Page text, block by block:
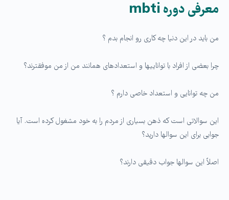
معرفی دوره mbti
من باید در این دنیا چه کاری رو انجام بدم ؟
چرا بعضی از افراد با تواناییها و استعدادهای همانند من از من موفق­ترند؟
من چه توانایی و استعداد خاصی دارم ؟
این سوالاتی است که ذهن بسیاری از مردم را به خود مشغول کرده است. آیا
جوابی برای این سوال­ها دارید؟
اصلاً این سوال­ها جواب دقیقی دارند؟